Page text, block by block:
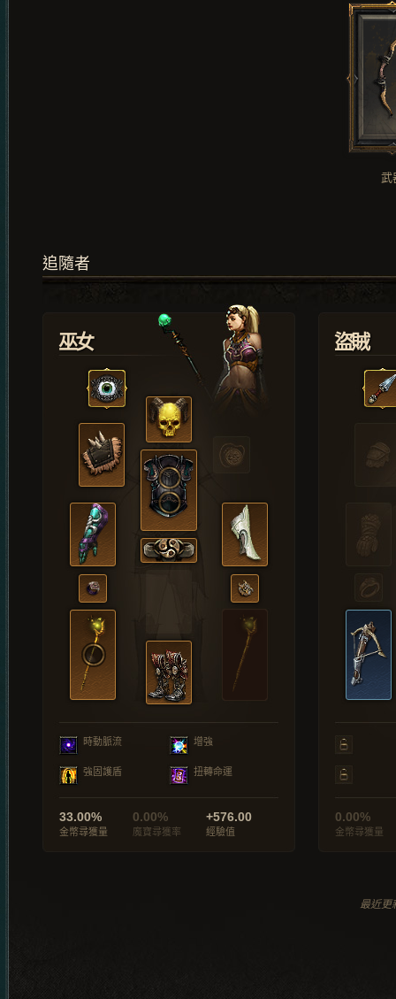
武
追隨者
巫女
時動脈流 增強
強固護盾 扭轉命運
33.00%
金幣尋獲量
0.00%
魔寶尋獲率
+576.00
經驗值
盜賊
0.00%
金幣尋獲量
最近更